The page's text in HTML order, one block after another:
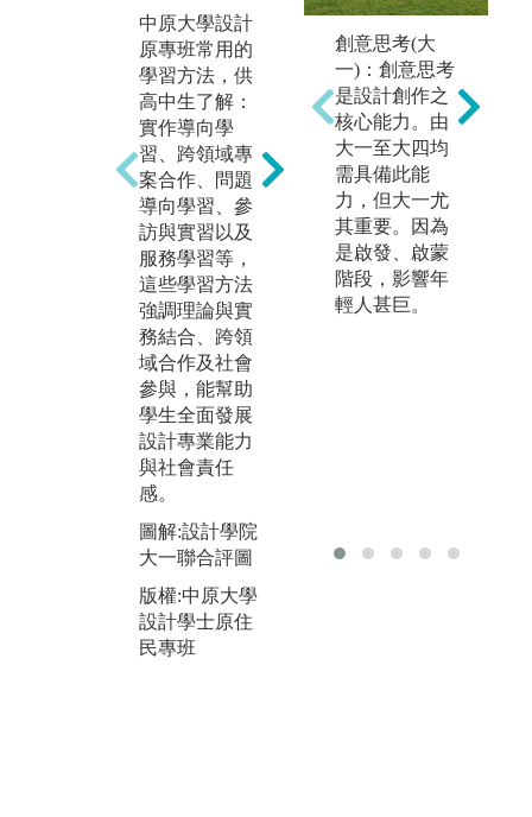
中原大學設計
原專班常用的
學習方法，供
高中生了解：
實作導向學
習、跨領域專
案合作、問題
導向學習、參
訪與實習以及
服務學習等，
這些學習方法
強調理論與實
務結合、跨領
域合作及社會
參與，能幫助
學生全面發展
設計專業能力
與社會責任
感。
圖解:設計學院
大一聯合評圖
版權:中原大學
設計學士原住
民專班
中原大學設計
學院「Design
Together」設計
聯展圓滿落
幕，吸引了全
院多位師生及
業界人士參與
觀摩。本次聯
展中，大一基
礎設計工作坊
的聯合評圖更
是活動的一大
設計學士原住
創意思考(大
一)：創意思考
是設計創作之
核心能力。由
大一至大四均
需具備此能
力，但大一尤
其重要。因為
是啟發、啟蒙
階段，影響年
輕人甚巨。